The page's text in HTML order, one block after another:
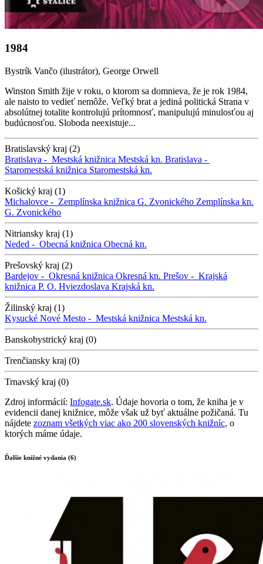
1984
Bystrík Vančo (ilustrátor), George Orwell
Winston Smith žije v roku, o ktorom sa domnieva, že je rok 1984,
ale naisto to vedieť nemôže. Veľký brat a jediná politická Strana v
absolútnej totalite kontrolujú prítomnosť, manipulujú minulosťou aj
budúcnosťou. Sloboda neexistuje...
Bratislavský kraj (2)
Bratislava - Mestská knižnica Mestská kn. Bratislava -
Staromestská knižnica Staromestská kn.
Košický kraj (1)
Michalovce - Zemplínska knižnica G. Zvonického Zemplínska kn.
G. Zvonického
Nitriansky kraj (1)
Neded - Obecná knižnica Obecná kn.
Prešovský kraj (2)
Bardejov - Okresná knižnica Okresná kn. Prešov - Krajská
knižnica P. O. Hviezdoslava Krajská kn.
Žilinský kraj (1)
Kysucké Nové Mesto - Mestská knižnica Mestská kn.
Banskobystrický kraj (0)
Trenčiansky kraj (0)
Trnavský kraj (0)
Zdroj informácií: Infogate.sk. Údaje hovoria o tom, že kniha je v
evidencii danej knižnice, môže však už byť aktuálne požičaná. Tu
nájdete zoznam všetkých viac ako 200 slovenských knižníc, o
ktorých máme údaje.
Ďalšie knižné vydania (6)